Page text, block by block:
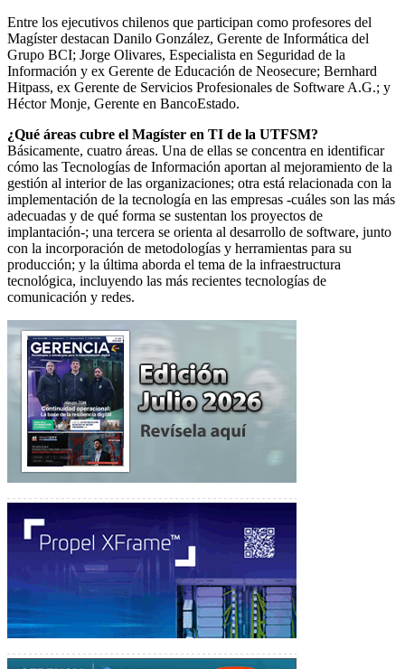
Entre los ejecutivos chilenos que participan como profesores del
Magíster destacan Danilo González, Gerente de Informática del
Grupo BCI; Jorge Olivares, Especialista en Seguridad de la
Información y ex Gerente de Educación de Neosecure; Bernhard
Hitpass, ex Gerente de Servicios Profesionales de Software A.G.; y
Héctor Monje, Gerente en BancoEstado.
¿Qué áreas cubre el Magíster en TI de la UTFSM?
Básicamente, cuatro áreas. Una de ellas se concentra en identificar
cómo las Tecnologías de Información aportan al mejoramiento de la
gestión al interior de las organizaciones; otra está relacionada con la
implementación de la tecnología en las empresas -cuáles son las más
adecuadas y de qué forma se sustentan los proyectos de
implantación-; una tercera se orienta al desarrollo de software, junto
con la incorporación de metodologías y herramientas para su
producción; y la última aborda el tema de la infraestructura
tecnológica, incluyendo las más recientes tecnologías de
comunicación y redes.